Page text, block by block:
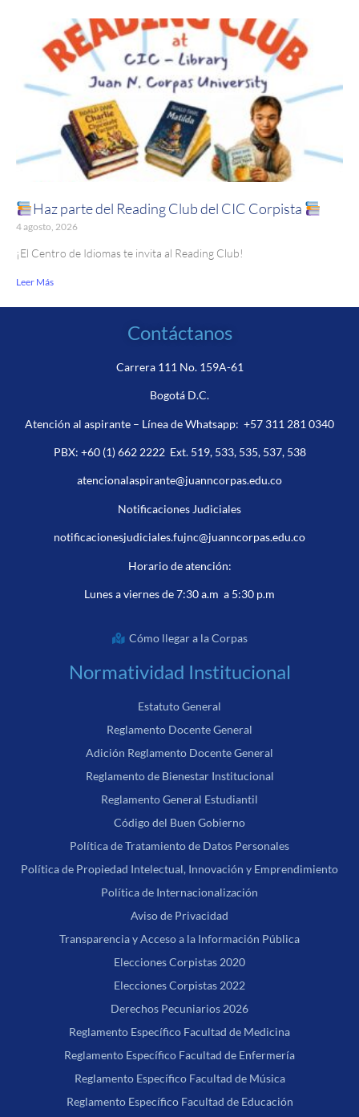
Haz parte del Reading Club del CIC Corpista
4 agosto, 2026
¡El Centro de Idiomas te invita al Reading Club!
Leer Más
Contáctanos
Carrera 111 No. 159A-61
Bogotá D.C.
Atención al aspirante – Línea de Whatsapp: +57 311 281 0340
PBX: +60 (1) 662 2222Ext. 519, 533, 535, 537, 538
atencionalaspirante@juanncorpas.edu.co
Notificaciones Judiciales
notificacionesjudiciales.fujnc@juanncorpas.edu.co
Horario de atención:
Lunes a viernes de 7:30 a.m a 5:30 p.m
Cómo llegar a la Corpas
Normatividad Institucional
Estatuto General
Reglamento Docente General
Adición Reglamento Docente General
Reglamento de Bienestar Institucional
Reglamento General Estudiantil
Código del Buen Gobierno
Política de Tratamiento de Datos Personales
Política de Propiedad Intelectual, Innovación y Emprendimiento
Política de Internacionalización
Aviso de Privacidad
Transparencia y Acceso a la Información Pública
Elecciones Corpistas 2020
Elecciones Corpistas 2022
Derechos Pecuniarios 2026
Reglamento Específico Facultad de Medicina
Reglamento Específico Facultad de Enfermería
Reglamento Específico Facultad de Música
Reglamento Específico Facultad de Educación